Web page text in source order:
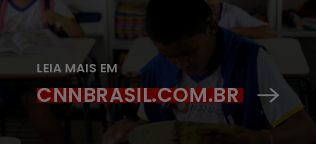
LEIA MAIS EM
CNNBRASIL.COM.BR